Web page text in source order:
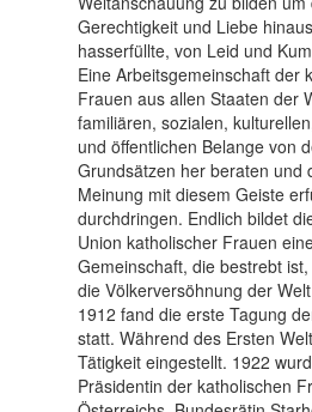
Gerechtigkeit und Liebe
hasserfüllte, von Leid und
Eine Arbeitsgemeinschaft der
Frauen aus allen Staaten der
familiären, sozialen,
und öffentlichen Belange von
Grundsätzen her beraten und
Meinung mit diesem Geiste
durchdringen. Endlich bildet
Union katholischer Frauen
Gemeinschaft, die bestrebt
die Völkerversöhnung der
1912 fand die erste Tagung
statt. Während des Ersten
Tätigkeit eingestellt. 1922
Präsidentin der katholischen